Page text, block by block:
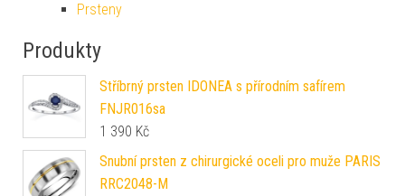
Prsteny
Produkty
Stříbrný prsten IDONEA s přírodním safírem
FNJR016sa
1 390 Kč
Snubní prsten z chirurgické oceli pro muže PARIS
RRC2048-M